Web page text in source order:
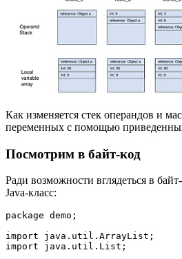
Как изменяется стек операндов и
переменных с помощью
Посмотрим в байт-код
Ради возможности вглядеться в
Java-класс:
package demo;
import java.util.ArrayList;
import java.util.List;